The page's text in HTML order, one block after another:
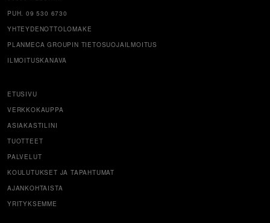
PUH. 09 530 6730
YHTEYDENOTTOLOMAKE
PLANMECA GROUPIN TIETOSUOJAILMOITUS
ILMOITUSKANAVA
ETUSIVU
VERKKOKAUPPA
ASIAKASTILINI
TUOTTEET
PALVELUT
KOULUTUKSET JA TAPAHTUMAT
AJANKOHTAISTA
YRITYKSEMME